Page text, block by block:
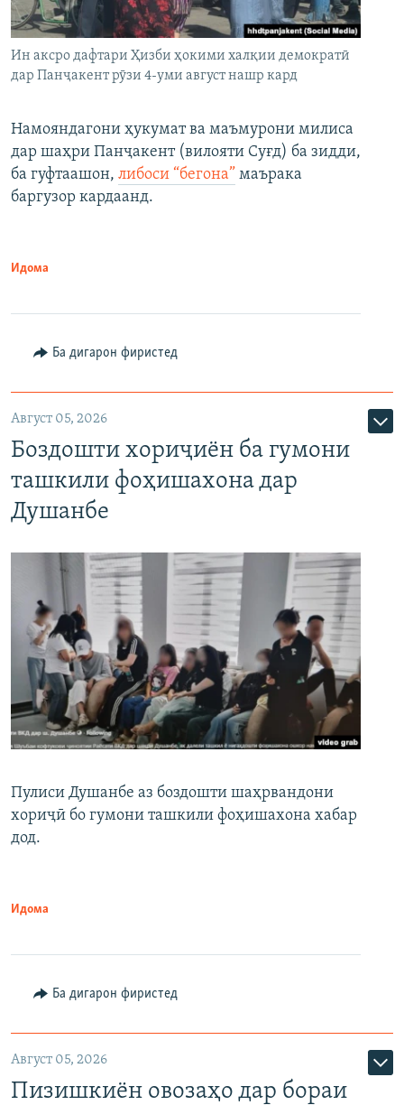
Ин аксро дафтари Ҳизби ҳокими халқии демократӣ
дар Панҷакент рӯзи 4-уми август нашр кард
Намояндагони ҳукумат ва маъмурони милиса
дар шаҳри Панҷакент (вилояти Суғд) ба зидди,
ба гуфтаашон, либоси “бегона” маърака
баргузор кардаанд.
Идома
Ба дигарон фиристед
Август 05, 2026
Боздошти хориҷиён ба гумони
ташкили фоҳишахона дар
Душанбе
Пулиси Душанбе аз боздошти шаҳрвандони
хориҷӣ бо гумони ташкили фоҳишахона хабар
дод.
Идома
Ба дигарон фиристед
Август 05, 2026
Пизишкиён овозаҳо дар бораи